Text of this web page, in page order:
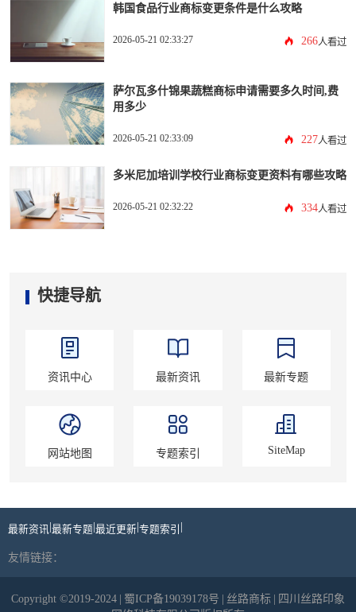
韩国食品行业商标变更条件是什么攻略
2026-05-21 02:33:27 266人看过
萨尔瓦多什锦果蔬糕商标申请需要多久时间,费
用多少
2026-05-21 02:33:09 227人看过
多米尼加培训学校行业商标变更资料有哪些攻略
2026-05-21 02:32:22 334人看过
快捷导航
资讯中心 最新资讯 最新专题
网站地图 专题索引 SiteMap
最新资讯 |最新专题|最近更新|专题索引 |
友情链接：
Copyright ©2019-2024 | 蜀ICP备19039178号 | 丝路商标 | 四川丝路印象